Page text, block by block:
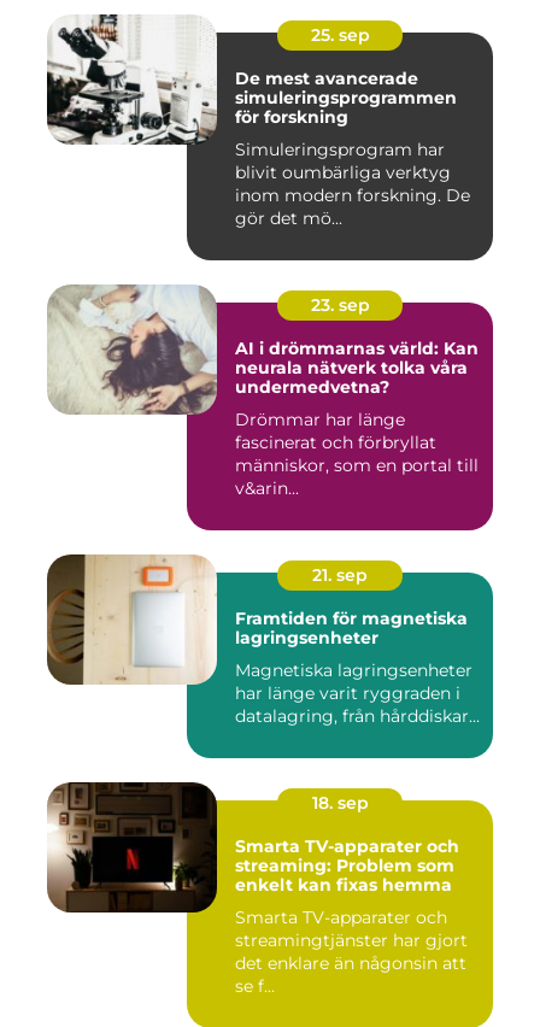
25. sep
De mest avancerade
simuleringsprogrammen
för forskning
Simuleringsprogram har
blivit oumbärliga verktyg
inom modern forskning. De
gör det mö...
23. sep
AI i drömmarnas värld: Kan
neurala nätverk tolka våra
undermedvetna?
Drömmar har länge
fascinerat och förbryllat
människor, som en portal till
v&arin...
21. sep
Framtiden för magnetiska
lagringsenheter
Magnetiska lagringsenheter
har länge varit ryggraden i
datalagring, från hårddiskar...
18. sep
Smarta TV-apparater och
streaming: Problem som
enkelt kan fixas hemma
Smarta TV-apparater och
streamingtjänster har gjort
det enklare än någonsin att
se f...